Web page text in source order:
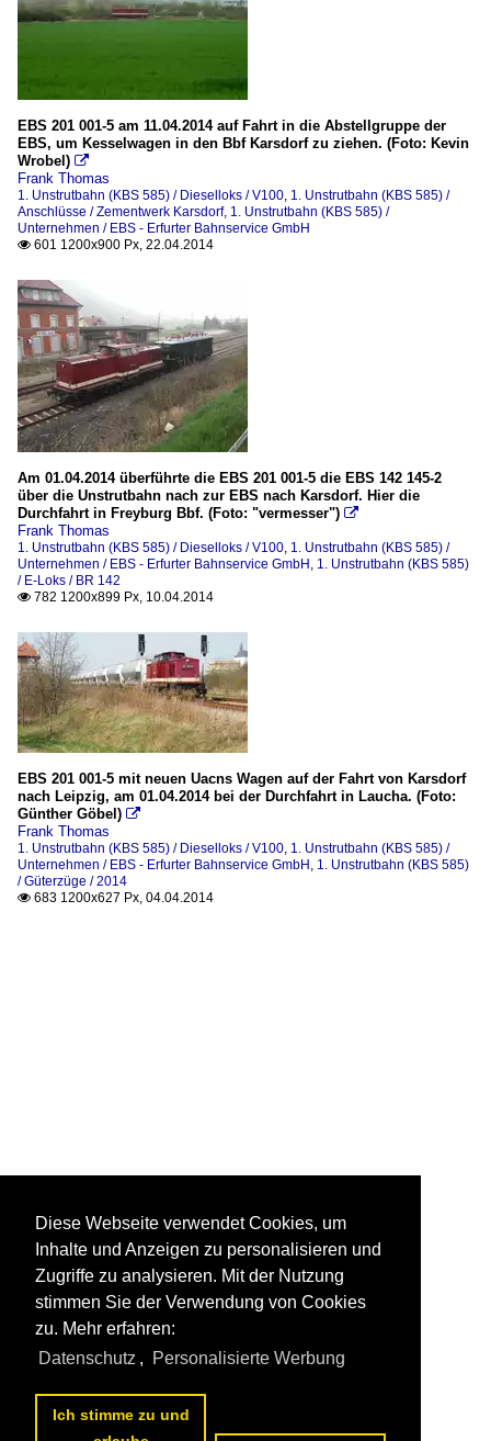
EBS 201 001-5 am 11.04.2014 auf Fahrt in die Abstellgruppe der
EBS, um Kesselwagen in den Bbf Karsdorf zu ziehen. (Foto: Kevin
Wrobel) 
Frank Thomas
1. Unstrutbahn (KBS 585) / Dieselloks / V100, 1. Unstrutbahn (KBS 585) /
Anschlüsse / Zementwerk Karsdorf, 1. Unstrutbahn (KBS 585) /
Unternehmen / EBS - Erfurter Bahnservice GmbH
 601 1200x900 Px, 22.04.2014
Am 01.04.2014 überführte die EBS 201 001-5 die EBS 142 145-2
über die Unstrutbahn nach zur EBS nach Karsdorf. Hier die
Durchfahrt in Freyburg Bbf. (Foto: "vermesser") 
Frank Thomas
1. Unstrutbahn (KBS 585) / Dieselloks / V100, 1. Unstrutbahn (KBS 585) /
Unternehmen / EBS - Erfurter Bahnservice GmbH , 1. Unstrutbahn (KBS 585)
/ E-Loks / BR 142
 782 1200x899 Px, 10.04.2014
EBS 201 001-5 mit neuen Uacns Wagen auf der Fahrt von Karsdorf
nach Leipzig, am 01.04.2014 bei der Durchfahrt in Laucha. (Foto:
Günther Göbel) 
Frank Thomas
1. Unstrutbahn (KBS 585) / Dieselloks / V100, 1. Unstrutbahn (KBS 585) /
Unternehmen / EBS - Erfurter Bahnservice GmbH , 1. Unstrutbahn (KBS 585)
/ Güterzüge / 2014
 683 1200x627 Px, 04.04.2014
Diese Webseite verwendet Cookies, um
Inhalte und Anzeigen zu personalisieren und
Zugriffe zu analysieren. Mit der Nutzung
stimmen Sie der Verwendung von Cookies
zu. Mehr erfahren:
Datenschutz , Personalisierte Werbung
Ich stimme zu und